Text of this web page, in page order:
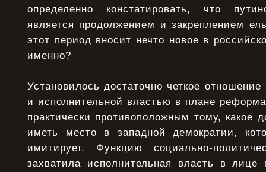
определенно констатировать, что
является продолжением и закреплением
этот период вносит нечто новое в
именно?
Установилось достаточно четкое
и исполнительной властью в плане
практически противоположным тому,
иметь место в западной демократии,
имитирует. Функцию социально-
захватила исполнительная власть в лице